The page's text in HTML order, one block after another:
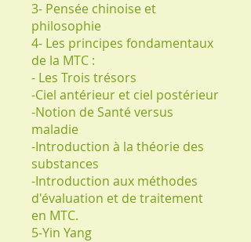
3- Pensée chinoise et
philosophie
4- Les principes fondamentaux
de la MTC :
- Les Trois trésors
-Ciel antérieur et ciel postérieur
-Notion de Santé versus
maladie
-Introduction à la théorie des
substances
-Introduction aux méthodes
d'évaluation et de traitement
en MTC.
5-Yin Yang